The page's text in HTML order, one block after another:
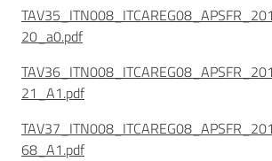
20_a0.pdf
21_A1.pdf
68_A1.pdf